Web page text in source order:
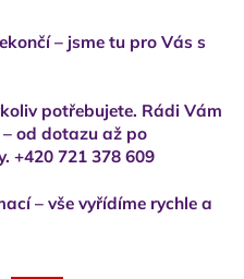
– jsme tu pro Vás s
potřebujete. Rádi Vám
od dotazu až po
+420 721 378 609
– vše vyřídíme rychle a